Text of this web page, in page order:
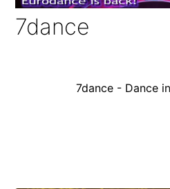
7dance
7dance - Dance